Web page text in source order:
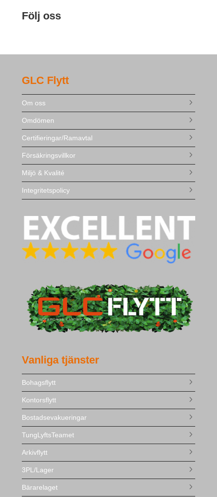
Följ oss
GLC Flytt
Om oss
Omdömen
Certifieringar/Ramavtal
Försäkringsvillkor
Miljö & Kvalité
Integritetspolicy
Vanliga tjänster
Bohagsflytt
Kontorsflytt
Bostadsevakueringar
TungLyftsTeamet
Arkivflytt
3PL/Lager
Bärarelaget